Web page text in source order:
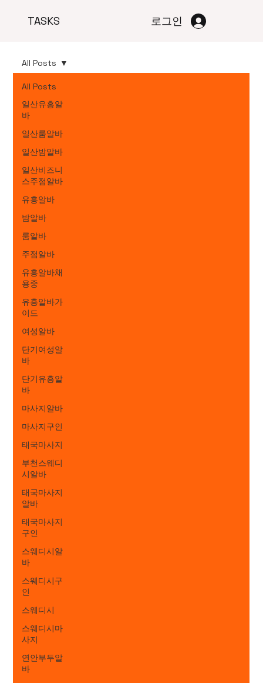
TASKS 로그인
All Posts
일산유흥알
바
일산룸알바
일산밤알바
일산비즈니
스주점알바
유흥알바
밤알바
룸알바
주점알바
유흥알바채
용중
유흥알바가
이드
여성알바
단기여성알
바
단기유흥알
바
마사지알바
마사지구인
태국마사지
부천스웨디
시알바
태국마사지
알바
태국마사지
구인
스웨디시알
바
스웨디시구
인
스웨디시
스웨디시마
사지
연안부두알
바
All Posts